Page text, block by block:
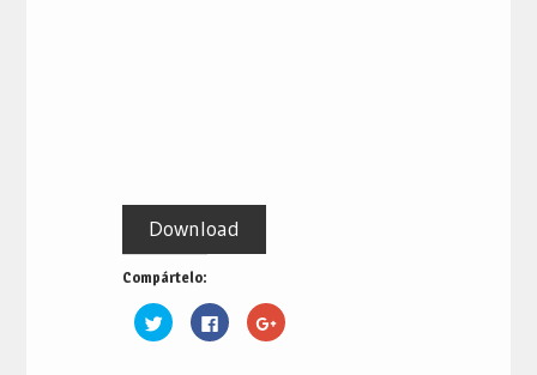
Download
Compártelo:
Haz
clic
Haz
clic
Haz
clic